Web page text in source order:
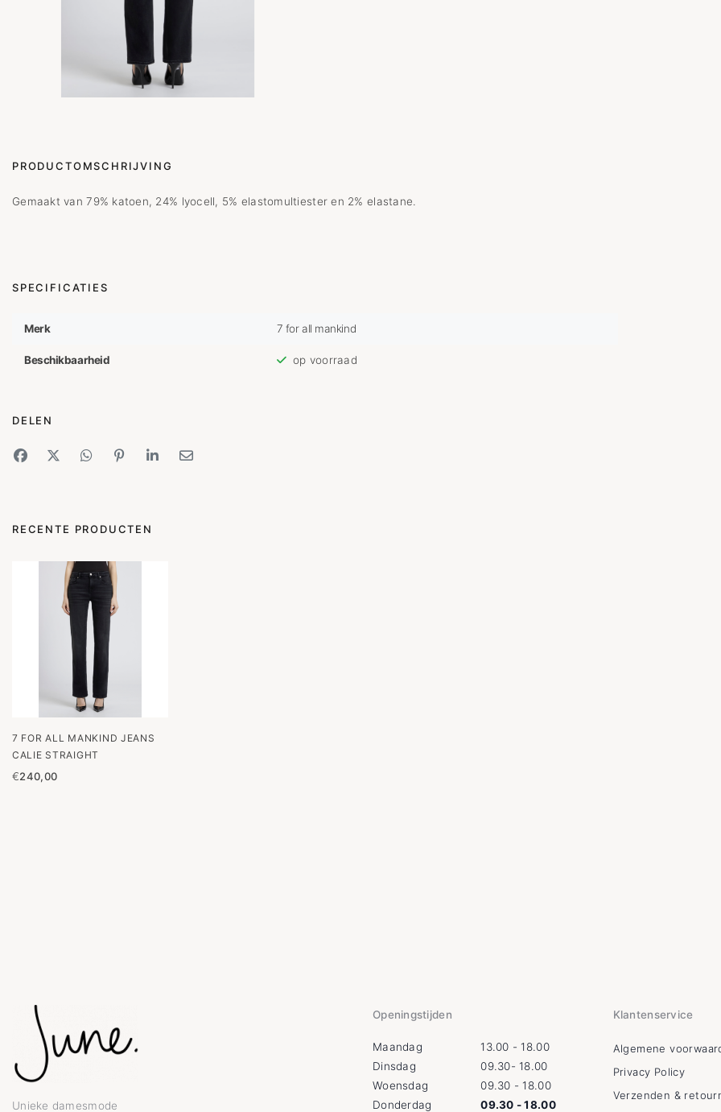
PRODUCTOMSCHRIJVING
Gemaakt van 79% katoen, 24% lyocell, 5% elastomultiester en 2% elastane.
SPECIFICATIES
Merk 7 for all mankind
Beschikbaarheid op voorraad
DELEN
RECENTE PRODUCTEN
7 FOR ALL MANKIND JEANS
CALIE STRAIGHT
€240,00
Unieke damesmode
Openingstijden
Maandag
13.00 - 18.00
Dinsdag
09.30- 18.00
Woensdag
09.30 - 18.00
Donderdag
09.30 - 18.00
Klantenservice
Algemene
Privacy Policy
Verzenden &